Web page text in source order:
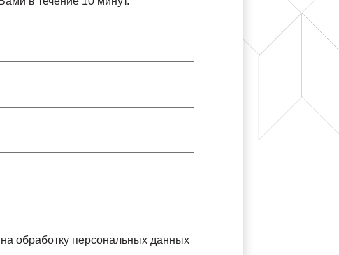
обработку персональных данных